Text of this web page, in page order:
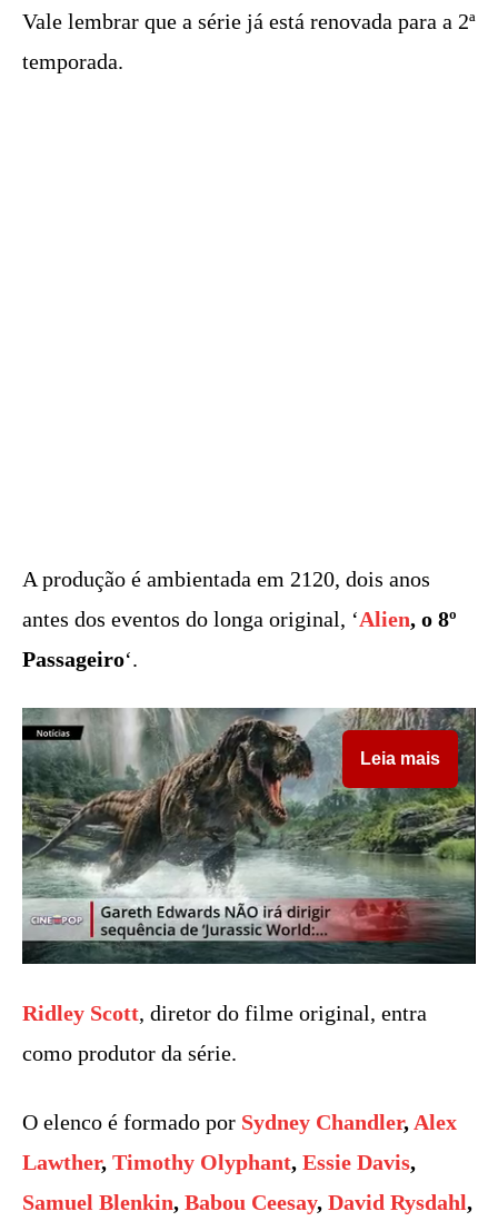
Vale lembrar que a série já está renovada para a 2ª
temporada.
A produção é ambientada em 2120, dois anos
antes dos eventos do longa original, ‘Alien, o 8º
Passageiro‘.
Leia mais
Ridley Scott, diretor do filme original, entra
como produtor da série.
O elenco é formado por Sydney Chandler, Alex
Lawther, Timothy Olyphant, Essie Davis,
Samuel Blenkin, Babou Ceesay, David Rysdahl,